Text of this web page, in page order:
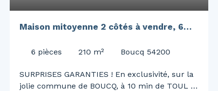
Maison mitoyenne 2 côtés à vendre, 6
6 pièces 210 m² Boucq 54200
SURPRISES GARANTIES ! En exclusivité, sur la
jolie commune de BOUCQ, à 10 min de TOUL et